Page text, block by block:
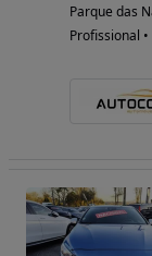
Parque das
Profissional